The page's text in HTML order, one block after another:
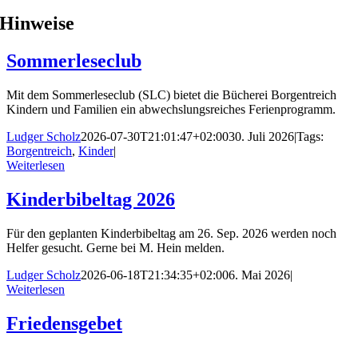
Hinweise
Sommerleseclub
Mit dem Sommerleseclub (SLC) bietet die Bücherei Borgentreich
Kindern und Familien ein abwechslungsreiches Ferienprogramm.
Ludger Scholz2026-07-30T21:01:47+02:0030. Juli 2026|Tags:
Borgentreich, Kinder|
Weiterlesen
Kinderbibeltag 2026
Für den geplanten Kinderbibeltag am 26. Sep. 2026 werden noch
Helfer gesucht. Gerne bei M. Hein melden.
Ludger Scholz2026-06-18T21:34:35+02:006. Mai 2026|
Weiterlesen
Friedensgebet